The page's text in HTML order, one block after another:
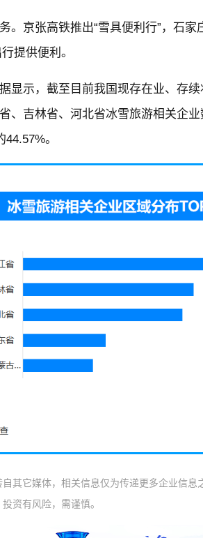
。京张高铁推出“雪具便利行”，石
提供便利。
显示，截至目前我国现存在业、存
、吉林省、河北省冰雪旅游相关企
。
其它媒体，相关信息仅为传递更多企业信
资有风险，需谨慎。